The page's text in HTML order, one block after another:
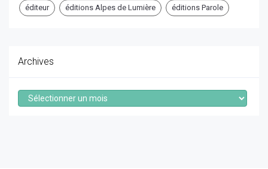
éditeur éditions Alpes de Lumière éditions Parole
Archives
Archives